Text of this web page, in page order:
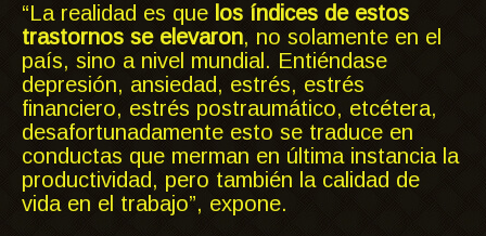
“La realidad es que los índices de estos
trastornos se elevaron, no solamente en el
país, sino a nivel mundial. Entiéndase
depresión, ansiedad, estrés, estrés
financiero, estrés postraumático, etcétera,
desafortunadamente esto se traduce en
conductas que merman en última instancia la
productividad, pero también la calidad de
vida en el trabajo”, expone.